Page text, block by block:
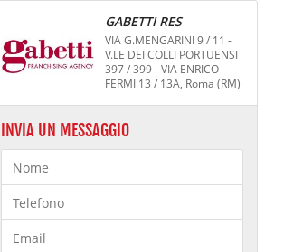
GABETTI RES
VIA G.MENGARINI 9 / 11 -
V.LE DEI COLLI PORTUENSI
397 / 399 - VIA ENRICO
FERMI 13 / 13A, Roma (RM)
INVIA UN MESSAGGIO